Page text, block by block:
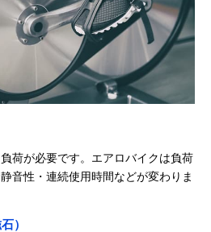
荷が必要です。エアロバイクは負荷
音性・連続使用時間などが変わりま
）